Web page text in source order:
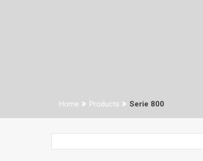
Home Products Serie 800